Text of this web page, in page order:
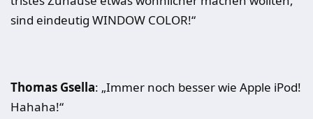
sind eindeutig WINDOW COLOR!“
Thomas Gsella: „Immer noch besser wie Apple iPod!
Hahaha!“